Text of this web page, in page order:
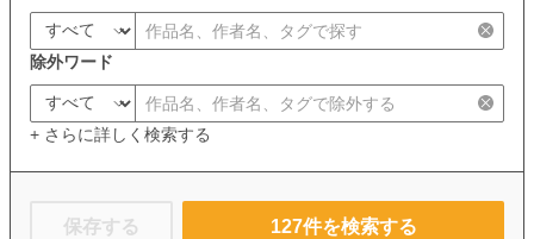
除外ワード
+ さらに詳しく検索する
保存する 127件を検索する